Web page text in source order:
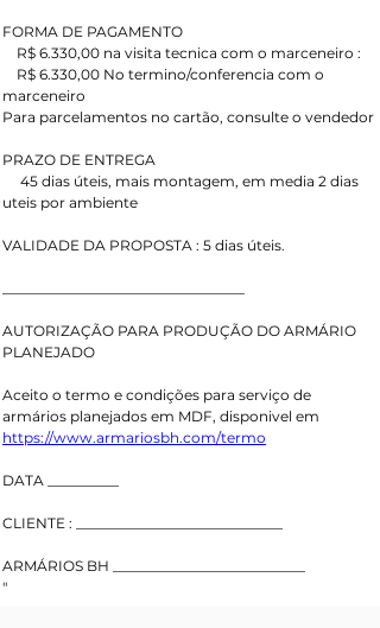
FORMA DE PAGAMENTO
    R$ 6.330,00 na visita tecnica com o marceneiro :
marceneiro
Para parcelamentos no cartão, consulte o vendedor
PRAZO DE ENTREGA
uteis por ambiente
VALIDADE DA PROPOSTA : 5 dias úteis.
AUTORIZAÇÃO PARA PRODUÇÃO DO ARMÁRIO
PLANEJADO
Aceito o termo e condições para serviço de
armários planejados em MDF, disponivel em
https://www.armariosbh.com/termo
DATA __________
CLIENTE : _____________________________
ARMÁRIOS BH ___________________________
"